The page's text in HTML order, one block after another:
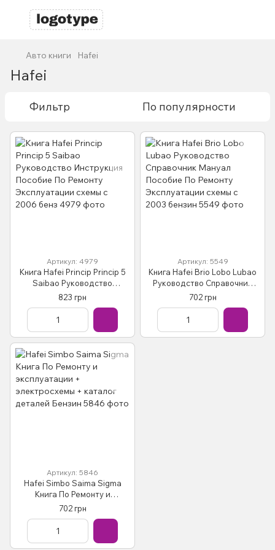
Авто книги Hafei
Hafei
Фильтр По популярности
Артикул: 4979
Книга Hafei Princip Princip 5
Saibao Руководство
Инструкция Пособие По
Ремонту Эксплуатации
схемы с 2006 бенз
823 грн
Артикул: 5549
Книга Hafei Brio Lobo Lubao
Руководство Справочник
Мануал Пособие По Ремонту
Эксплуатации схемы с 2003
бензин
702 грн
Артикул: 5846
Hafei Simbo Saima Sigma
Книга По Ремонту и
эксплуатации +
электросхемы + каталог
деталей Бензин
702 грн